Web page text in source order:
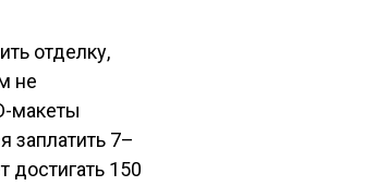
отделку,
не
макеты
заплатить 7–
достигать 150